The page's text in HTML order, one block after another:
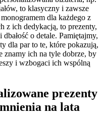
to klasyczny i zawsze
dla każdego z
z ich dedykacją, to prezenty,
o detale. Pamiętajmy,
dla par to te, które pokazują,
znamy ich na tyle dobrze, by
i wzbogaci ich wspólną
prezenty
na lata